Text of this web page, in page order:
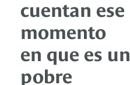
cuentan ese
momento
en que es un
pobre